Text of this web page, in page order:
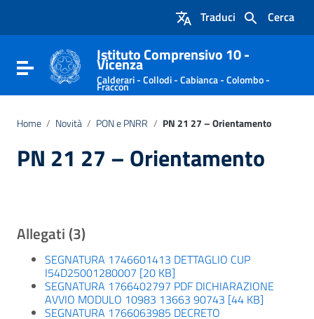
Vai al footer
Cerca
Traduci
Attiva / disattiva la navigazione
Istituto Comprensivo 10 -
Vicenza
Calderari - Collodi - Cabianca - Colombo -
Fraccon
Home / Novità / PON e PNRR / PN 21 27 – Orientamento
PN 21 27 – Orientamento
Allegati (3)
SEGNATURA 1746601413 DETTAGLIO CUP
I54D25001280007 [20 KB]
SEGNATURA 1766402797 PDF DICHIARAZIONE
AVVIO MODULO 10983 13663 90743 [44 KB]
SEGNATURA 1766063985 DECRETO